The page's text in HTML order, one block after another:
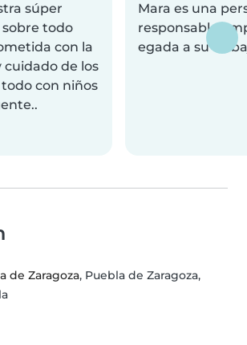
súper
todo
con la
cuidado de los
con niños
Mara es una
egada a su
de Zaragoza, Puebla de Zaragoza,